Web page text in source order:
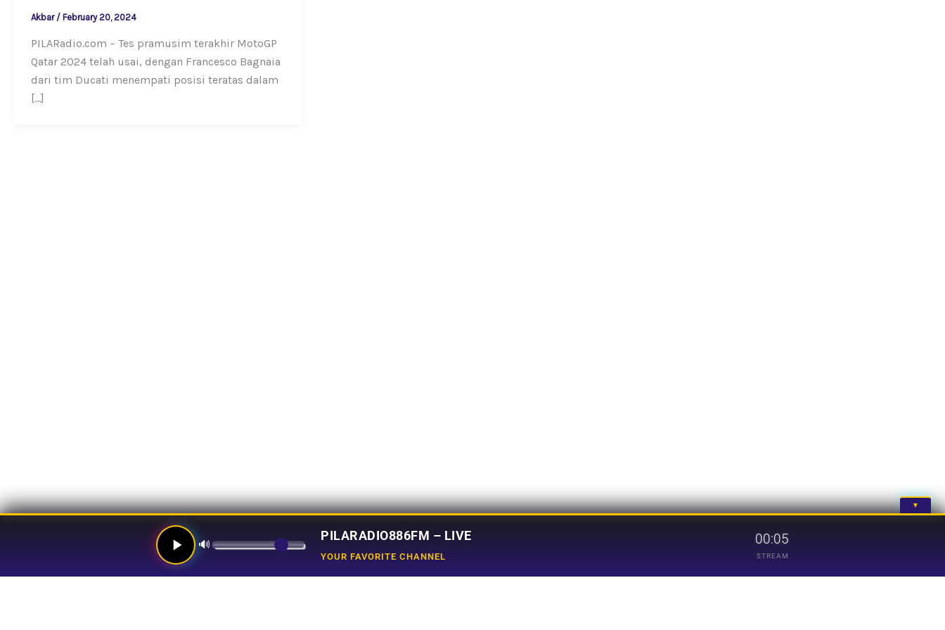
Akbar / February 20, 2024
PILARadio.com – Tes pramusim terakhir MotoGP
Qatar 2024 telah usai, dengan Francesco Bagnaia
dari tim Ducati menempati posisi teratas dalam
[…]
▼
🔊
PILARADIO886FM – LIVE
YOUR FAVORITE CHANNEL
00:05
STREAM